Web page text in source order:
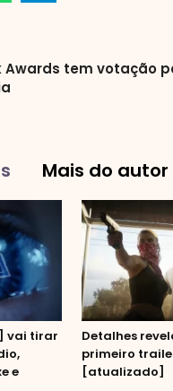
Awards tem votação
Mais do autor
vai tirar
e
Detalhes
primeiro
[atualizado]